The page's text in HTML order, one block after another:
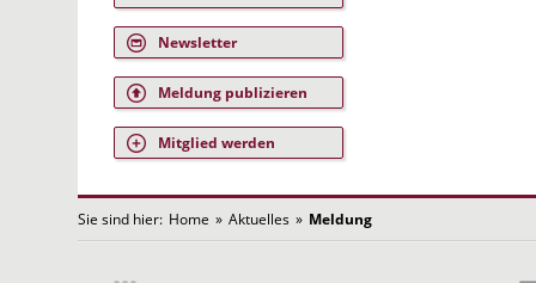
Newsletter
Meldung publizieren
Mitglied werden
Sie sind hier: Home » Aktuelles » Meldung